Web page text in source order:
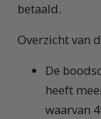
betaald.
Overzicht van
De
heeft
waarvan